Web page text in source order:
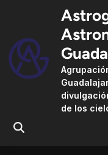
contenido
de los
Abrir